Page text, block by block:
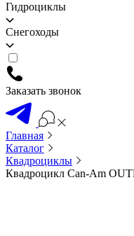
Гидроциклы
Снегоходы
Заказать звонок
Главная
Каталог
Квадроциклы
Квадроцикл Can-Am